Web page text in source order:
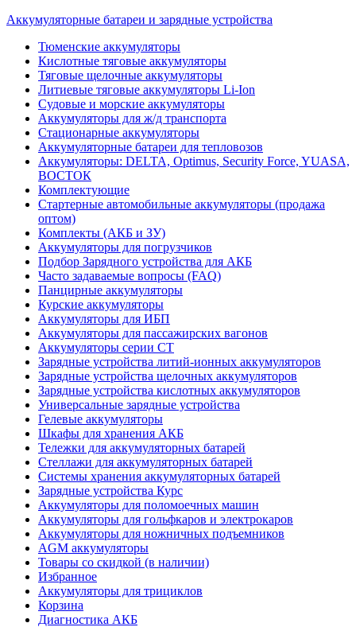
Аккумуляторные батареи и зарядные устройства
Тюменские аккумуляторы
Кислотные тяговые аккумуляторы
Тяговые щелочные аккумуляторы
Литиевые тяговые аккумуляторы Li-Ion
Судовые и морские аккумуляторы
Аккумуляторы для ж/д транспорта
Стационарные аккумуляторы
Аккумуляторные батареи для тепловозов
Аккумуляторы: DELTA, Optimus, Security Force, YUASA,
ВОСТОК
Комплектующие
Стартерные автомобильные аккумуляторы (продажа
оптом)
Комплекты (АКБ и ЗУ)
Аккумуляторы для погрузчиков
Подбор Зарядного устройства для АКБ
Часто задаваемые вопросы (FAQ)
Панцирные аккумуляторы
Курские аккумуляторы
Аккумуляторы для ИБП
Аккумуляторы для пассажирских вагонов
Аккумуляторы серии СТ
Зарядные устройства литий-ионных аккумуляторов
Зарядные устройства щелочных аккумуляторов
Зарядные устройства кислотных аккумуляторов
Универсальные зарядные устройства
Гелевые аккумуляторы
Шкафы для хранения АКБ
Тележки для аккумуляторных батарей
Стеллажи для аккумуляторных батарей
Системы хранения аккумуляторных батарей
Зарядные устройства Курс
Аккумуляторы для поломоечных машин
Аккумуляторы для гольфкаров и электрокаров
Аккумуляторы для ножничных подъемников
AGM аккумуляторы
Товары со скидкой (в наличии)
Избранное
Аккумуляторы для трициклов
Корзина
Диагностика АКБ